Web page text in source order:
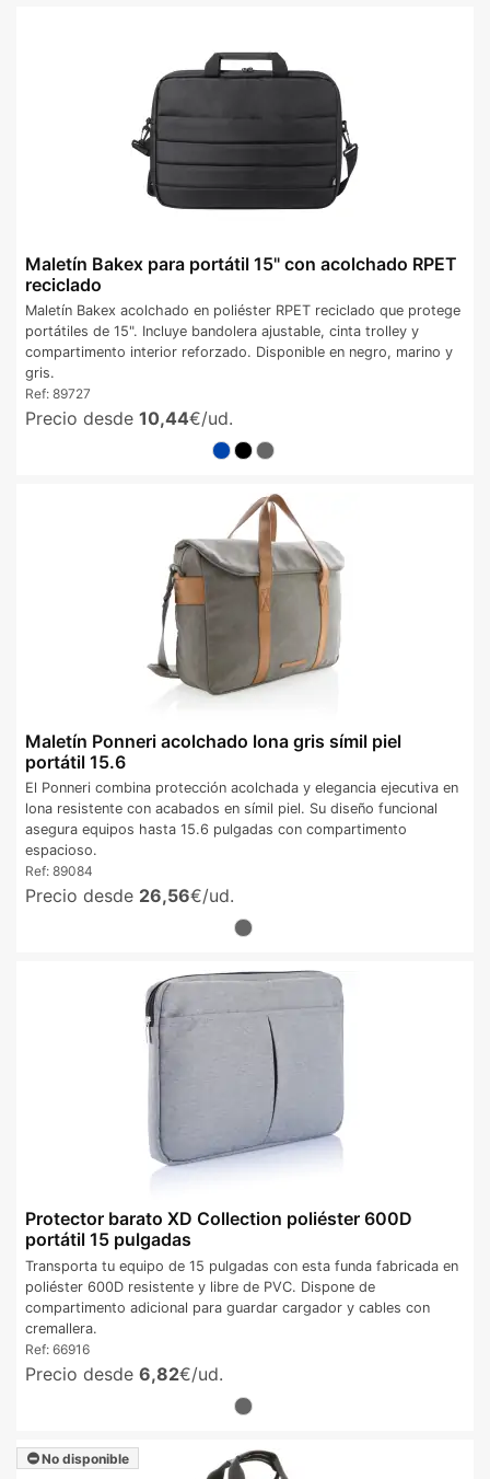
Maletín Bakex para portátil 15" con acolchado RPET
reciclado
Maletín Bakex acolchado en poliéster RPET reciclado que protege
portátiles de 15". Incluye bandolera ajustable, cinta trolley y
compartimento interior reforzado. Disponible en negro, marino y
gris.
Ref: 89727
Precio desde 10,44€/ud.
Maletín Ponneri acolchado lona gris símil piel
portátil 15.6
El Ponneri combina protección acolchada y elegancia ejecutiva en
lona resistente con acabados en símil piel. Su diseño funcional
asegura equipos hasta 15.6 pulgadas con compartimento
espacioso.
Ref: 89084
Precio desde 26,56€/ud.
Protector barato XD Collection poliéster 600D
portátil 15 pulgadas
Transporta tu equipo de 15 pulgadas con esta funda fabricada en
poliéster 600D resistente y libre de PVC. Dispone de
compartimento adicional para guardar cargador y cables con
cremallera.
Ref: 66916
Precio desde 6,82€/ud.
No disponible